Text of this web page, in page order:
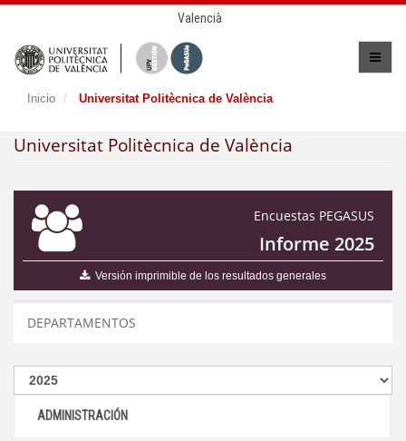
Valencià
Inicio Universitat Politècnica de València
Universitat Politècnica de València
Encuestas PEGASUS
Informe 2025
Versión imprimible de los resultados generales
DEPARTAMENTOS
ADMINISTRACIÓN